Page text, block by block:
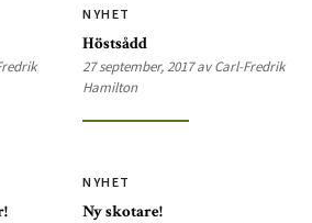
NYHET
Höstsådd
27 september, 2017 av Carl-Fredrik
Hamilton
NYHET
Ny skotare!